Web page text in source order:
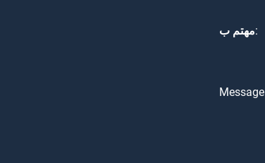
مهتم ب:
Message